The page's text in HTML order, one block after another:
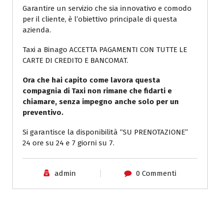
Garantire un servizio che sia innovativo e comodo
per il cliente, è l’obiettivo principale di questa
azienda.
Taxi a Binago ACCETTA PAGAMENTI CON TUTTE LE
CARTE DI CREDITO E BANCOMAT.
Ora che hai capito come lavora questa
compagnia di Taxi non rimane che fidarti e
chiamare, senza impegno anche solo per un
preventivo.
Si garantisce la disponibilità “SU PRENOTAZIONE”
24 ore su 24 e 7 giorni su 7.
admin 0 Commenti